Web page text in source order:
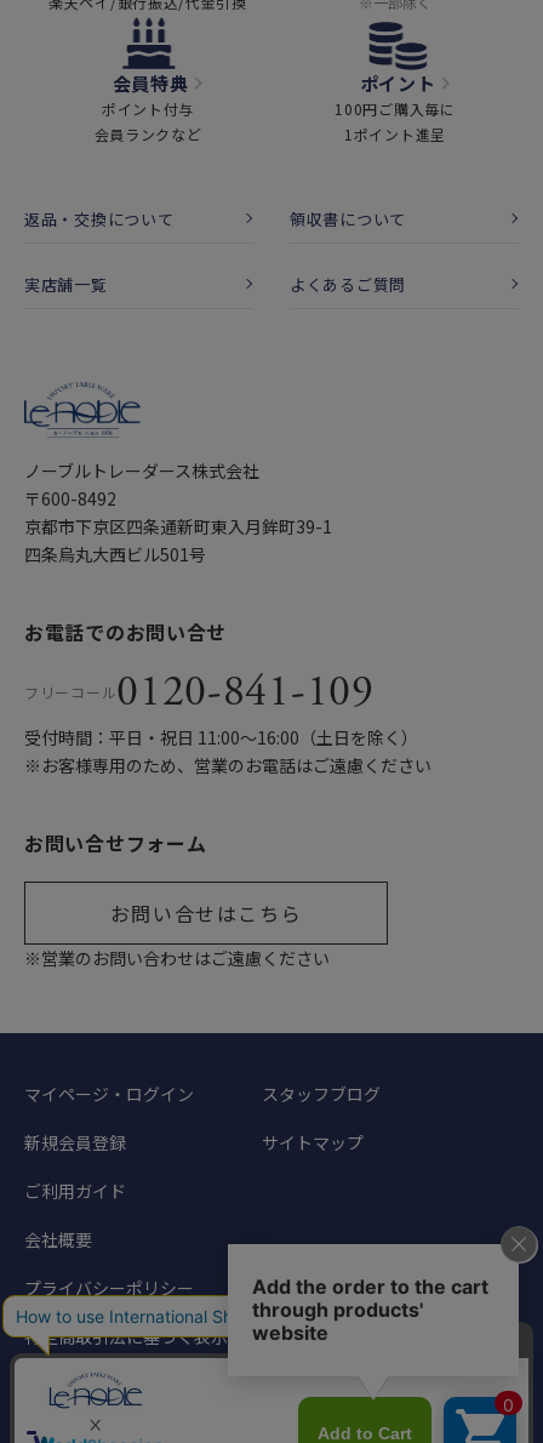
会員特典
ポイント付与
会員ランクなど
ポイント
100円ご購入毎に
1ポイント進呈
返品・交換について 領収書について
実店舗一覧 よくあるご質問
ノーブルトレーダース株式会社
〒600-8492
京都市下京区四条通新町東入月鉾町39-1
四条烏丸大西ビル501号
お電話でのお問い合せ
フリーコール0120-841-109
受付時間：平日・祝日 11:00〜16:00（土日を除く）
※お客様専用のため、営業のお電話はご遠慮ください
お問い合せフォーム
お問い合せはこちら
※営業のお問い合わせはご遠慮ください
マイページ・ログイン
新規会員登録
ご利用ガイド
会社概要
プライバシーポリシー
特定商取引法に基づく表示
スタッフブログ
サイトマップ